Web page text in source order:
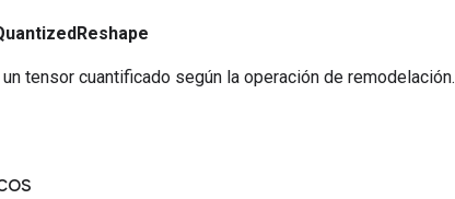
tensor cuantificado según la operación de remodelación.